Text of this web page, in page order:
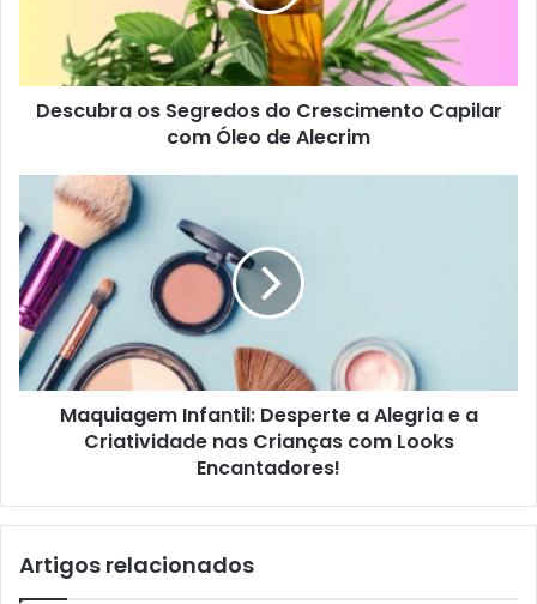
Descubra os Segredos do Crescimento Capilar
com Óleo de Alecrim
Maquiagem Infantil: Desperte a Alegria e a
Criatividade nas Crianças com Looks
Encantadores!
Artigos relacionados